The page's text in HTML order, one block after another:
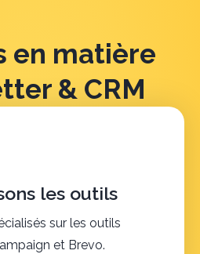
en matière
& CRM
les outils
sur les outils
et Brevo.